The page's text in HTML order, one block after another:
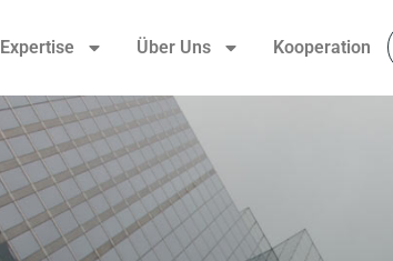
Expertise Über Uns Kooperation